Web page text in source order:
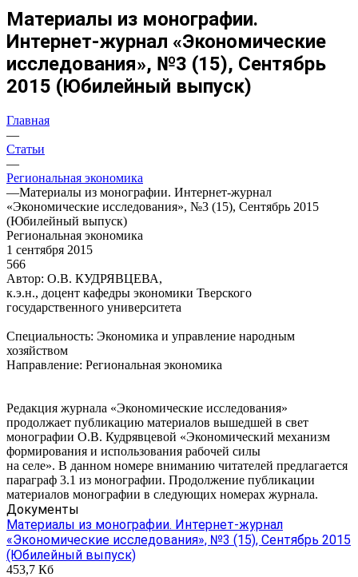
Материалы из монографии.
Интернет-журнал «Экономические
исследования», №3 (15), Сентябрь
2015 (Юбилейный выпуск)
Главная
—
Статьи
—
Региональная экономика
—Материалы из монографии. Интернет-журнал
«Экономические исследования», №3 (15), Сентябрь 2015
(Юбилейный выпуск)
Региональная экономика
1 сентября 2015
566
Автор: О.В. КУДРЯВЦЕВА,
к.э.н., доцент кафедры экономики Тверского
государственного университета
Специальность: Экономика и управление народным
хозяйством
Направление: Региональная экономика
Редакция журнала «Экономические исследования»
продолжает публикацию материалов вышедшей в свет
монографии О.В. Кудрявцевой «Экономический механизм
формирования и использования рабочей силы
на селе». В данном номере вниманию читателей предлагается
параграф 3.1 из монографии. Продолжение публикации
материалов монографии в следующих номерах журнала.
Документы
Материалы из монографии. Интернет-журнал
«Экономические исследования», №3 (15), Сентябрь 2015
(Юбилейный выпуск)
453,7 Кб